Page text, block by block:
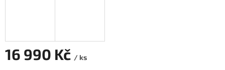
16 990 Kč / ks